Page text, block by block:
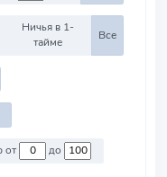
Ничья в 1-
тайме
Все
Против команд со стоимостью от до